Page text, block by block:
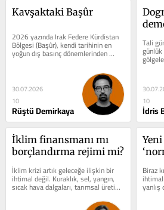
Kavşaktaki Başûr
2026 yazında Irak Federe Kürdistan
Bölgesi (Başûr), kendi tarihinin en
yoğun dış basınç dönemlerinden
birini, iç siyasetinin en uzun felç...
30.07.2026
10
Rüştü Demirkaya
Tali
10
İdris
İklim finansmanı mı
borçlandırma rejimi mi?
İklim krizi artık geleceğe ilişkin bir
ihtimal değil. Kuraklık, sel, yangın,
sıcak hava dalgaları, tarımsal üretim
Biraz
yanlış